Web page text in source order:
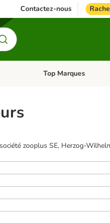
Contactez-nous
Oiseau
Dérouler les catégories:
Top Marques
zooplus SE, Herzog-